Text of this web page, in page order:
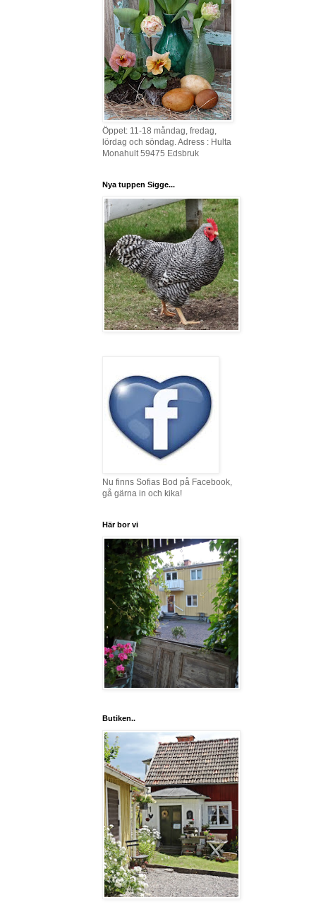
Öppet: 11-18 måndag, fredag,
lördag och söndag. Adress : Hulta
Monahult 59475 Edsbruk
Nya tuppen Sigge...
Nu finns Sofias Bod på Facebook,
gå gärna in och kika!
Här bor vi
Butiken..